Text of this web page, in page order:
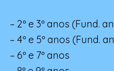
– 2º e 3º anos (Fund.
– 4º e 5º anos (Fund.
– 6º e 7º anos